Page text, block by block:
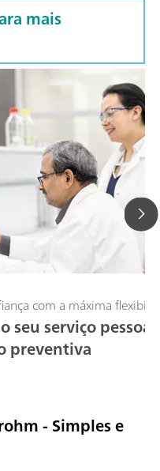
mais
com a máxima
seu serviço
preventiva
- Simples e